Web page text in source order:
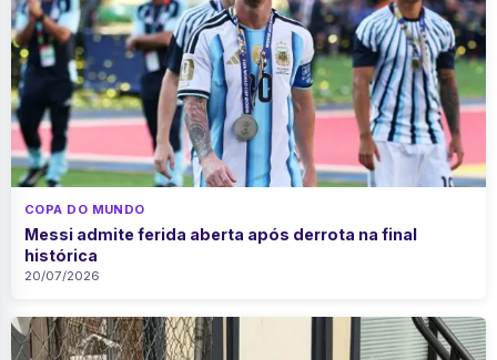
COPA DO MUNDO
Messi admite ferida aberta após derrota na final
histórica
20/07/2026